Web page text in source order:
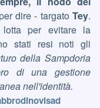
dire - targatoTey.
per evitare la
stati resi noti gli
della Sampdoria
di una gestione
nell'identità.